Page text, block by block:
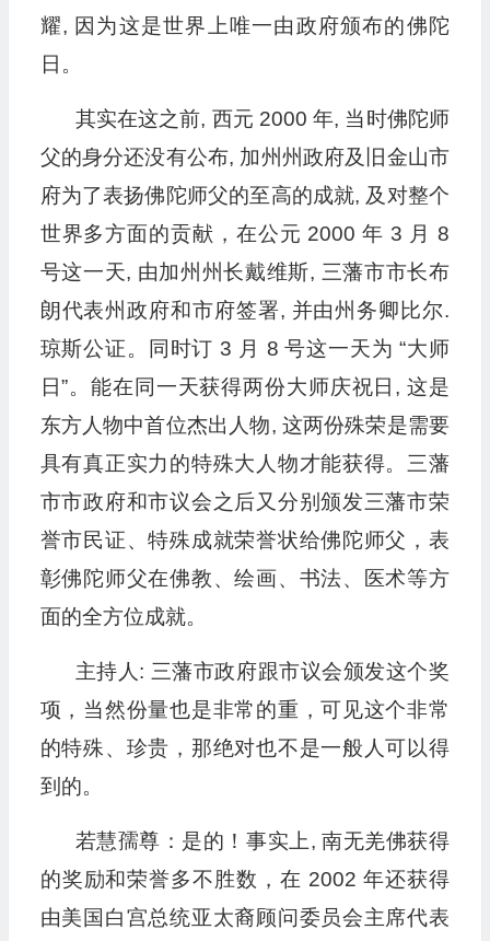
耀, 因为这是世界上唯一由政府颁布的佛陀
日。
其实在这之前, 西元 2000 年, 当时佛陀师
父的身分还没有公布, 加州州政府及旧金山市
府为了表扬佛陀师父的至高的成就, 及对整个
世界多方面的贡献，在公元 2000 年 3 月 8
号这一天, 由加州州长戴维斯, 三藩市市长布
朗代表州政府和市府签署, 并由州务卿比尔.
琼斯公证。同时订 3 月 8 号这一天为 “大师
日”。能在同一天获得两份大师庆祝日, 这是
东方人物中首位杰出人物, 这两份殊荣是需要
具有真正实力的特殊大人物才能获得。三藩
市市政府和市议会之后又分别颁发三藩市荣
誉市民证、特殊成就荣誉状给佛陀师父，表
彰佛陀师父在佛教、绘画、书法、医术等方
面的全方位成就。
主持人: 三藩市政府跟市议会颁发这个奖
项，当然份量也是非常的重，可见这个非常
的特殊、珍贵，那绝对也不是一般人可以得
到的。
若慧孺尊：是的！事实上, 南无羌佛获得
的奖励和荣誉多不胜数，在 2002 年还获得
由美国白宫总统亚太裔顾问委员会主席代表